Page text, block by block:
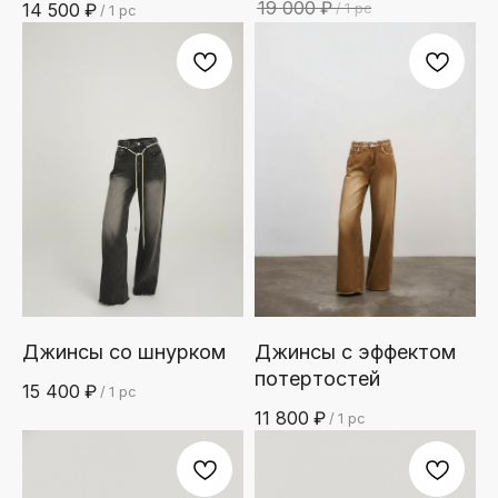
14 500 ₽ / 1 pc 19 000 ₽ / 1 pc
Джинсы со шнурком
15 400 ₽ / 1 pc
Джинсы с эффектом
потертостей
11 800 ₽ / 1 pc
КУРЬЕРCКАЯ ДОСТАВКА В МОСКВЕ
ДОСТАВКА